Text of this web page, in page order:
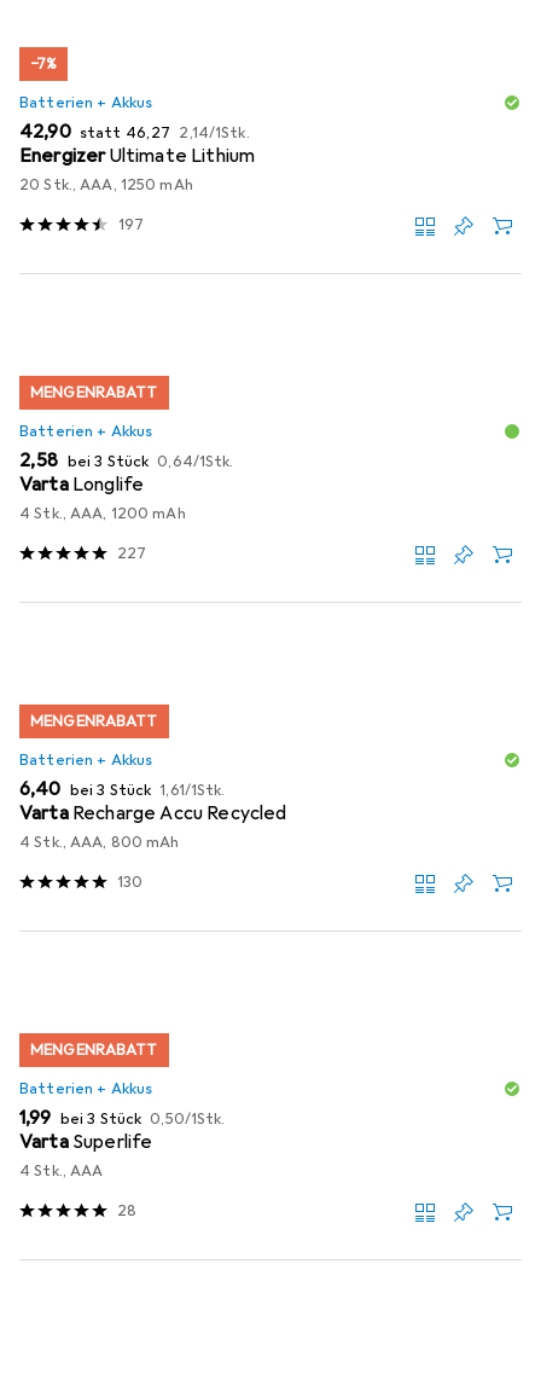
−7%
Batterien + Akkus
EUR
42,90 statt EUR
46,27 EUR
2,14/1Stk.
EnergizerUltimate Lithium
20 Stk., AAA, 1250 mAh
197
MENGENRABATT
Batterien + Akkus
EUR
2,58 bei 3 Stück EUR
0,64/1Stk.
Varta Longlife
4 Stk., AAA, 1200 mAh
227
MENGENRABATT
Batterien + Akkus
EUR
6,40 bei 3 Stück EUR
1,61/1Stk.
Varta Recharge Accu Recycled
4 Stk., AAA, 800 mAh
130
MENGENRABATT
Batterien + Akkus
EUR
1,99 bei 3 Stück EUR
0,50/1Stk.
Varta Superlife
4 Stk., AAA
28